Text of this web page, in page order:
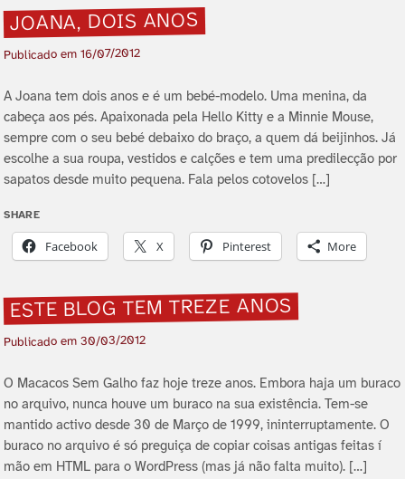
JOANA, DOIS ANOS
Publicado em16/07/2012
A Joana tem dois anos e é um bebé-modelo. Uma menina, da
cabeça aos pés. Apaixonada pela Hello Kitty e a Minnie Mouse,
sempre com o seu bebé debaixo do braço, a quem dá beijinhos. Já
escolhe a sua roupa, vestidos e calções e tem uma predilecção por
sapatos desde muito pequena. Fala pelos cotovelos […]
SHARE
Facebook X Pinterest More
ESTE BLOG TEM TREZE ANOS
Publicado em30/03/2012
O Macacos Sem Galho faz hoje treze anos. Embora haja um buraco
no arquivo, nunca houve um buraco na sua existência. Tem-se
mantido activo desde 30 de Março de 1999, ininterruptamente. O
buraco no arquivo é só preguiça de copiar coisas antigas feitas í
mão em HTML para o WordPress (mas já não falta muito). […]